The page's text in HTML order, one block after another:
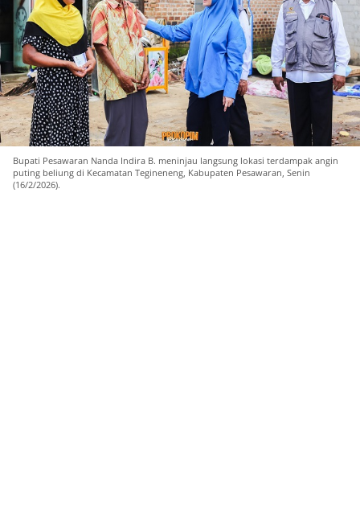
Bupati Pesawaran Nanda Indira B. meninjau langsung lokasi terdampak angin
puting beliung di Kecamatan Tegineneng, Kabupaten Pesawaran, Senin
(16/2/2026).